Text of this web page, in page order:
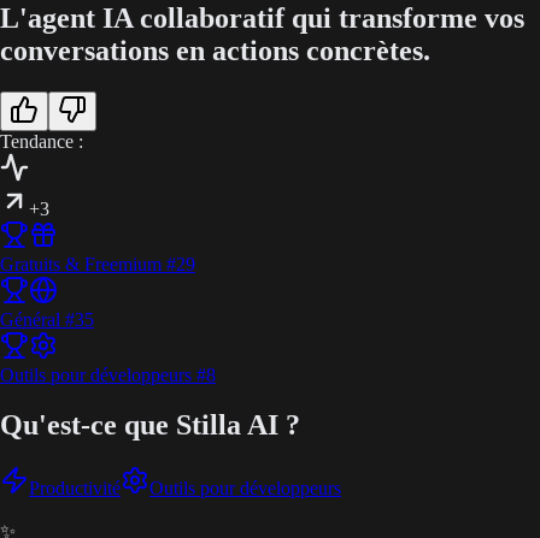
L'agent IA collaboratif qui transforme vos
conversations en actions concrètes.
Tendance :
+3
Gratuits & Freemium #29
Général #35
Outils pour développeurs #8
Qu'est-ce que Stilla AI ?
Productivité Outils pour développeurs
✨